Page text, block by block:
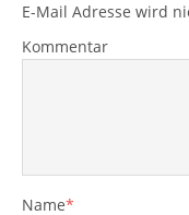
E-Mail Adresse wird
Kommentar
Name*